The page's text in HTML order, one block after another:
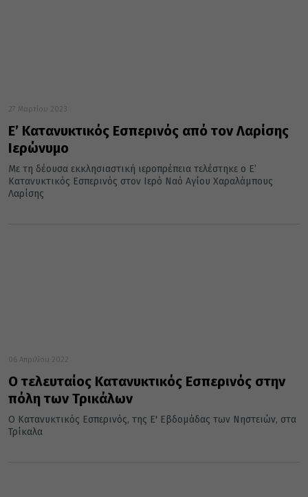
27 Μαρτίου 2023
Ε’ Κατανυκτικός Εσπερινός από τον Λαρίσης
Ιερώνυμο
Με τη δέουσα εκκλησιαστική ιεροπρέπεια τελέστηκε ο Ε’
Κατανυκτικός Εσπερινός στον Ιερό Ναό Αγίου Χαραλάμπους
Λαρίσης
06 Απριλίου 2022
Ο τελευταίος Κατανυκτικός Εσπερινός στην
πόλη των Τρικάλων
Ο Κατανυκτικός Εσπερινός, της Ε' Εβδομάδας των Νηστειών, στα
Τρίκαλα